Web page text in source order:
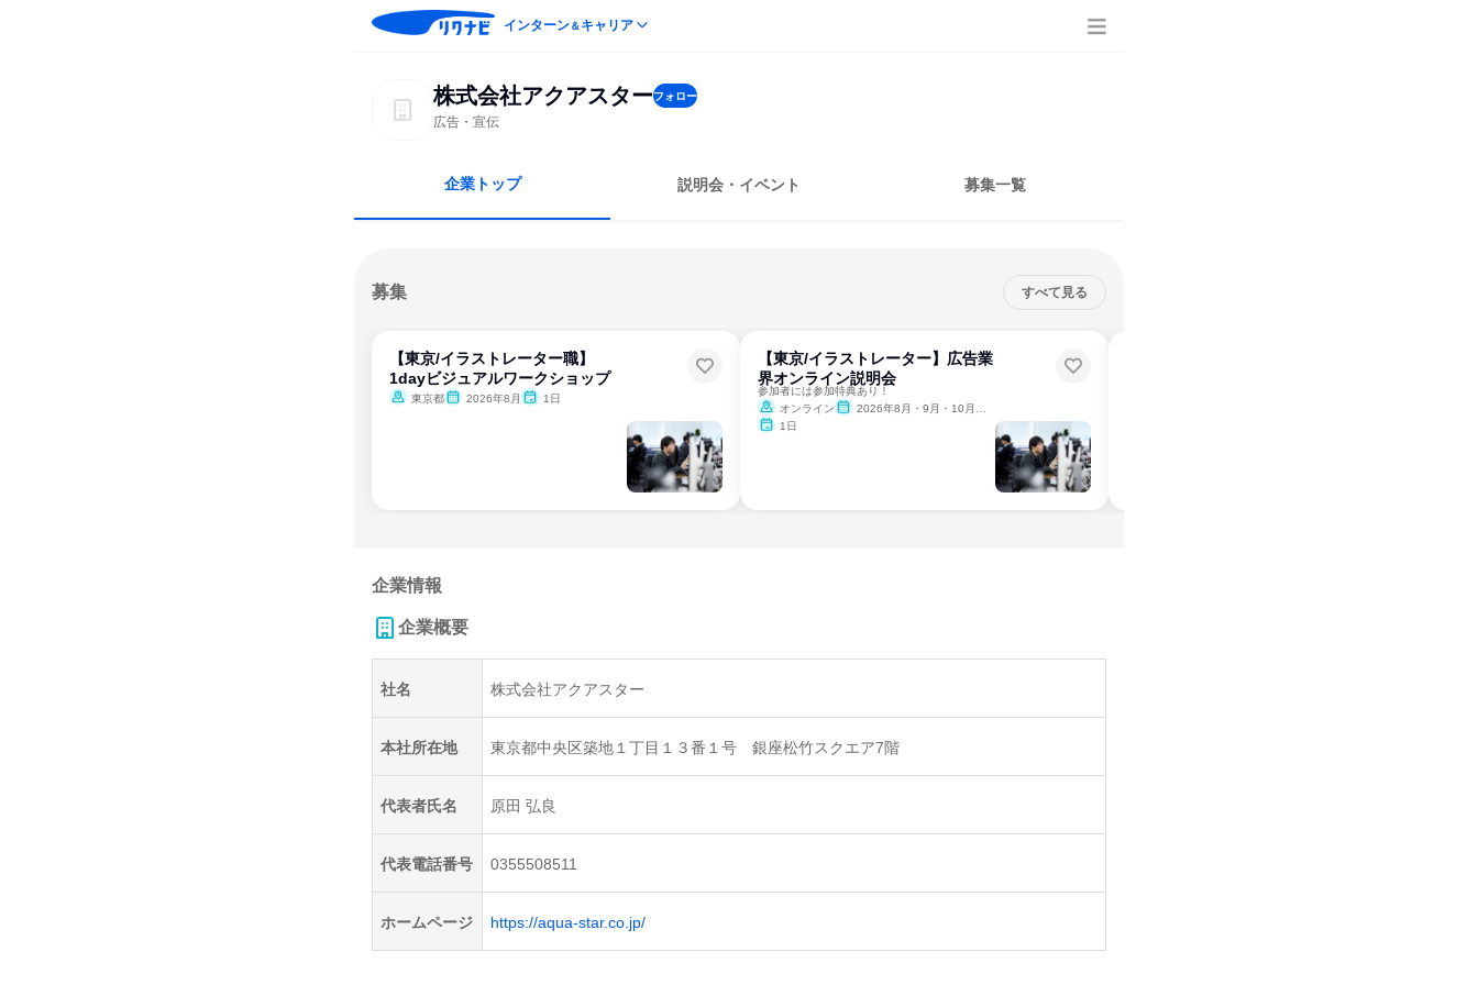
インターン＆キャリア
株式会社アクアスターフォロー
広告・宣伝
企業トップ 説明会・イベント 募集一覧
募集 すべて見る
【東京/イラストレーター職】
1dayビジュアルワークショップ
東京都 2026年8月 1日
【東京/イラストレーター】広告業
界オンライン説明会
参加者には参加特典あり！
オンライン
2026年8月・9月・10月・11月・12月、2027年1月・2月
1日
企業情報
企業概要
社名 株式会社アクアスター
本社所在地 東京都中央区築地１丁目１３番１号 銀座松竹スクエア7階
代表者氏名 原田 弘良
代表電話番号 0355508511
ホームページ https://aqua-star.co.jp/